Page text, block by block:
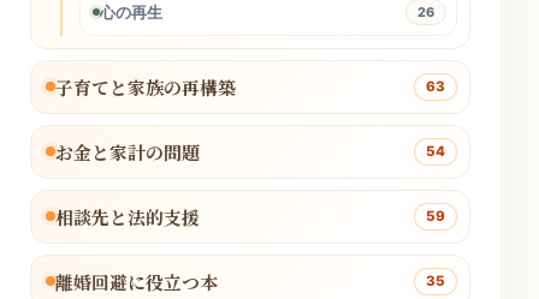
心の再生 26
子育てと家族の再構築 63
お金と家計の問題 54
相談先と法的支援 59
離婚回避に役立つ本 35